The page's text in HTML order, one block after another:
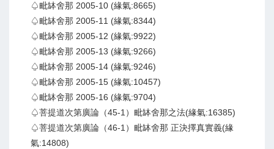
♤毗缽舍那 2005-10 (緣氣:8665)
♤毗缽舍那 2005-11 (緣氣:8344)
♤毗缽舍那 2005-12 (緣氣:9922)
♤毗缽舍那 2005-13 (緣氣:9266)
♤毗缽舍那 2005-14 (緣氣:9246)
♤毗缽舍那 2005-15 (緣氣:10457)
♤毗缽舍那 2005-16 (緣氣:9704)
♤菩提道次第廣論（45-1）毗缽舍那之法(緣氣:16385)
♤菩提道次第廣論（46-1）毗缽舍那 正決擇真實義(緣
氣:14808)